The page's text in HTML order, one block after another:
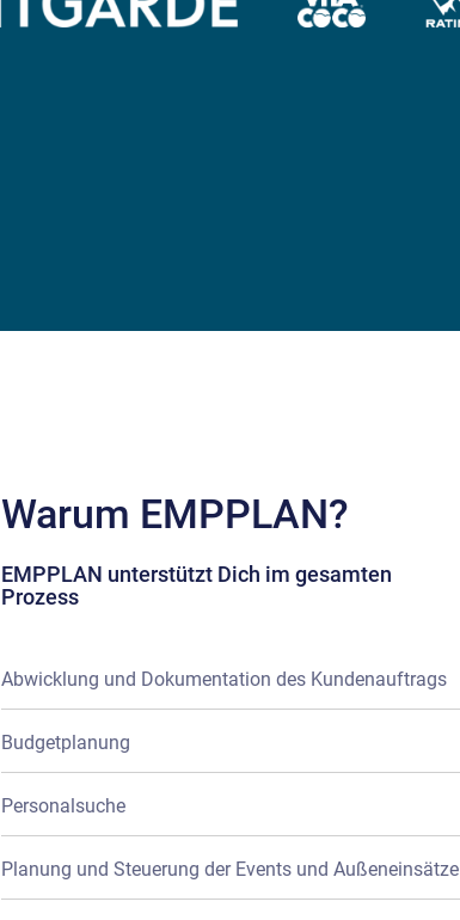
Warum EMPPLAN?
EMPPLAN unterstützt Dich im gesamten
Prozess
Abwicklung und Dokumentation des Kundenauftrags
Budgetplanung
Personalsuche
Planung und Steuerung der Events und Außeneinsätze